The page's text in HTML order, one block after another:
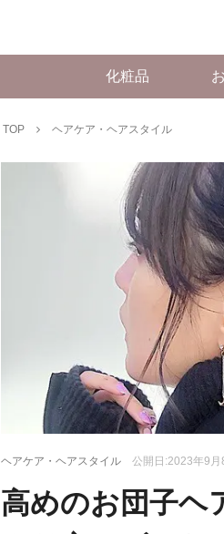
化粧品
TOP ヘアケア・ヘアスタイル
ヘアケア・ヘアスタイル 公開日:2023年9
高めのお団子ヘ